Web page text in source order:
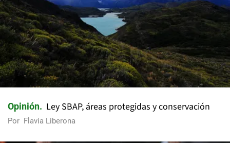
Opinión Ley SBAP, áreas protegidas y conservación
Por Flavia Liberona